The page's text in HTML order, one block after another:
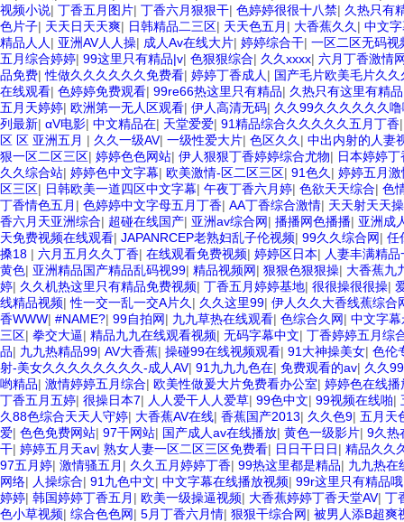
视频小说| 丁香五月图片| 丁香六月狠狠干| 色婷婷很很十八禁| 久热只有
色片子| 天天日天天爽| 日韩精品二三区| 天天色五月 | 大香蕉久久 | 中文
精品人人 | 亚洲AV人人操| 成人Av在线大片| 婷婷综合干| 一区二区无码视
五月综合婷婷| 99这里只有精品|v| 色狠狠综合| 久久xxxx| 六月丁香激情
品免费|性做久久久久久久免费看| 婷婷丁香成人 | 国产毛片欧美毛片久久
在线观看| 色婷婷免费观看| 99re66热这里只有精品| 久热只有这里有精品
五月天婷婷| 欧洲第一无人区观看| 伊人高清无码| 久久99久久久久久久
列最新| αV电影| 中文精品在| 天堂爱爱| 91精品综合久久久久久五月丁香
区 区 亚洲五月 | 久久一级AV| 一级性爱大片| 色区久久 | 中出内射的人妻
狠一区二区三区| 婷婷色色网站| 伊人狠狠丁香婷婷综合尤物| 日本婷婷丁
久久综合站| 婷婷色中文字幕| 欧美激情-区二区三区| 91色久 | 婷婷五月
区三区| 日韩欧美一道四区中文字幕| 午夜丁香六月婷| 色欲天天综合| 色
丁香情色五月 | 色婷婷中文字母五月丁香| AA丁香综合激情| 天天射天天
香六月天亚洲综合| 超碰在线国产| 亚洲av综合网| 播播网色播播| 亚洲成
天免费视频在线观看| JAPANRCEP老熟妇乱子伦视频| 99久久综合网| 任
搡18 | 六月五月久久丁香| 在线观看免费视频| 婷婷区日本| 人妻丰满精
黄色| 亚洲精品国产精品乱码视99| 精品视频网| 狠狠色狠狠操| 大香蕉九
婷| 久久机热这里只有精品免费视频| 丁香五月婷婷基地| 很很操很很操|
线精品视频|性一交一乱一交A片久 | 久久这里99| 伊人久久大香线蕉综合
香WWW| #NAME?| 99自拍网| 九九草热在线观看| 色综合久网| 中文字
三区| 拳交大逼| 精品九九在线观看视频| 无码字幕中文| 丁香婷婷五月综
品| 九九热精品99| AV大香蕉| 操碰99在线视频观看| 91大神操美女| 色伦
射-美女久久久久久久久久-成人AV| 91九九九色在| 免费观看的av| 久久
哟精品| 激情婷婷五月综合| 欧美性做爰大片免费看办公室| 婷婷色在线播
丁香五月五婷| 很操日本7| 人人爱干人人爱草| 99色中文| 99视频在线啪|
久88色综合天天人守婷| 大香蕉AV在线| 香蕉国产2013| 久久色9| 五月天
爱| 色色免费网站| 97干网站| 国产成人av在线播放| 黄色一级影片| 9久热
干| 婷婷五月天av| 熟女人妻一区二区三区免费看| 日日干日日| 精品久久
97五月婷| 激情骚五月 | 久久五月婷婷丁香| 99热这里都是精品| 九九热在
网络| 人操综合| 91九色中文| 中文字幕在线播放视频| 99r这里只有精品哦
婷婷| 韩国婷婷丁香五月 | 欧美一级操逼视频| 大香蕉婷婷丁香天堂AV| 丁
色小草视频| 综合色色网| 5月丁香六月情| 狠狠干综合网| 被男人添B超爽